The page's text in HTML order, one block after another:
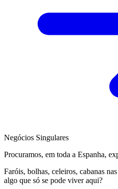
Negócios Singulares
Procuramos, em toda a Espanha,
Faróis, bolhas, celeiros, cabanas
algo que só se pode viver aqui?